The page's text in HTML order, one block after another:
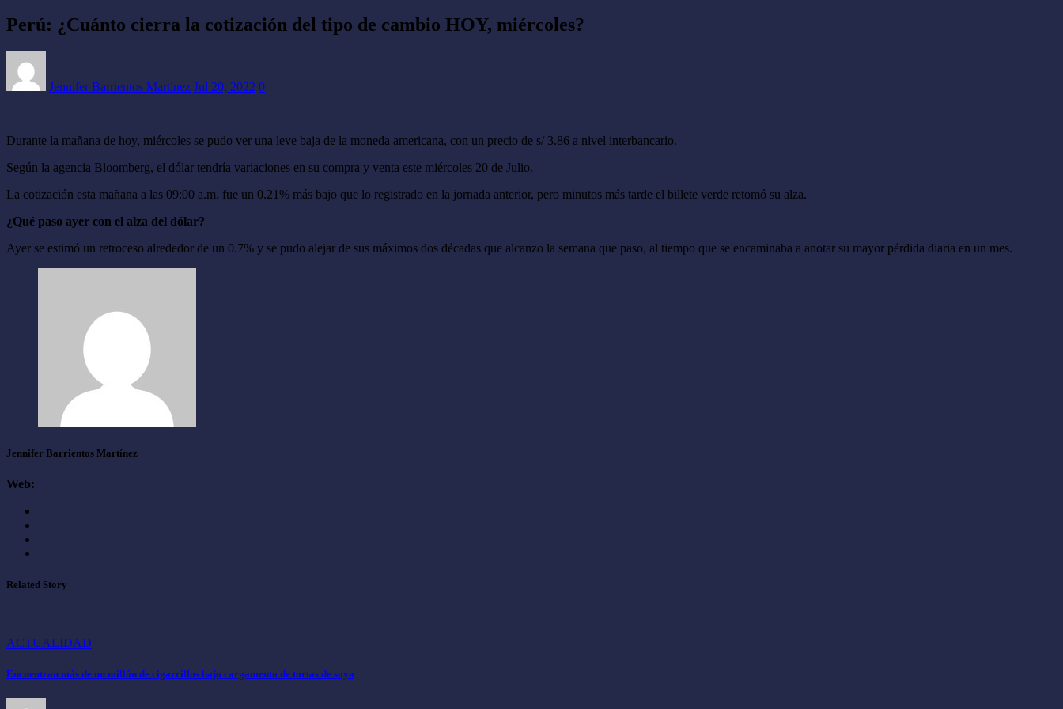
Perú: ¿Cuánto cierra la cotización del tipo de cambio HOY, miércoles?
Jennifer Barrientos Martínez Jul 20, 2022 0
Durante la mañana de hoy, miércoles se pudo ver una leve baja de la moneda americana, con un precio de s/ 3.86 a nivel interbancario.
Según la agencia Bloomberg, el dólar tendría variaciones en su compra y venta este miércoles 20 de Julio.
La cotización esta mañana a las 09:00 a.m. fue un 0.21% más bajo que lo registrado en la jornada anterior, pero minutos más tarde el billete verde retomó su alza.
¿Qué paso ayer con el alza del dólar?
Ayer se estimó un retroceso alrededor de un 0.7% y se pudo alejar de sus máximos dos décadas que alcanzo la semana que paso, al tiempo que se encaminaba a anotar su mayor pérdida diaria en un mes.
Jennifer Barrientos Martínez
Web:
Related Story
ACTUALIDAD
Encuentran más de un millón de cigarrillos bajo cargamento de tortas de soya